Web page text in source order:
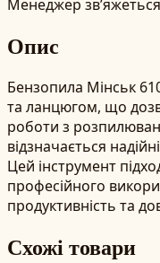
Менеджер
Опис
Бензопила Мінськ
та ланцюгом, що
роботи з
відзначається
Цей інструмент
професійного
продуктивність та
Схожі товари